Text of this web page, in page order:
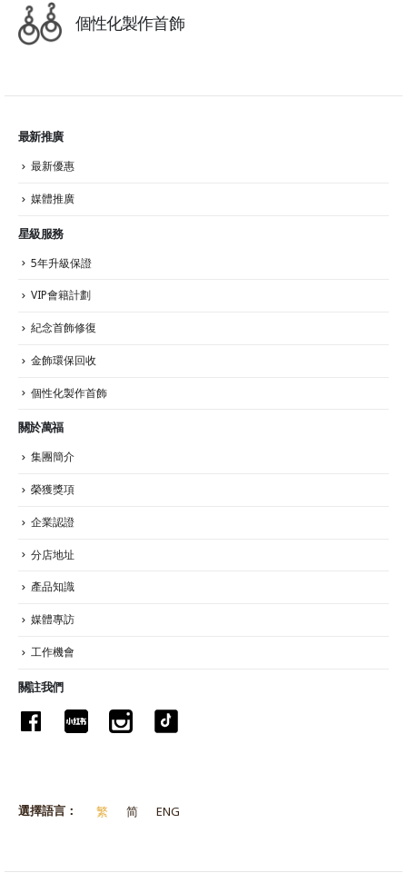
個性化製作首飾
最新推廣
最新優惠
媒體推廣
星級服務
5年升級保證
VIP會籍計劃
紀念首飾修復
金飾環保回收
個性化製作首飾
關於萬福
集團簡介
榮獲獎項
企業認證
分店地址
產品知識
媒體專訪
工作機會
關註我們
選擇語言： 繁 简 ENG